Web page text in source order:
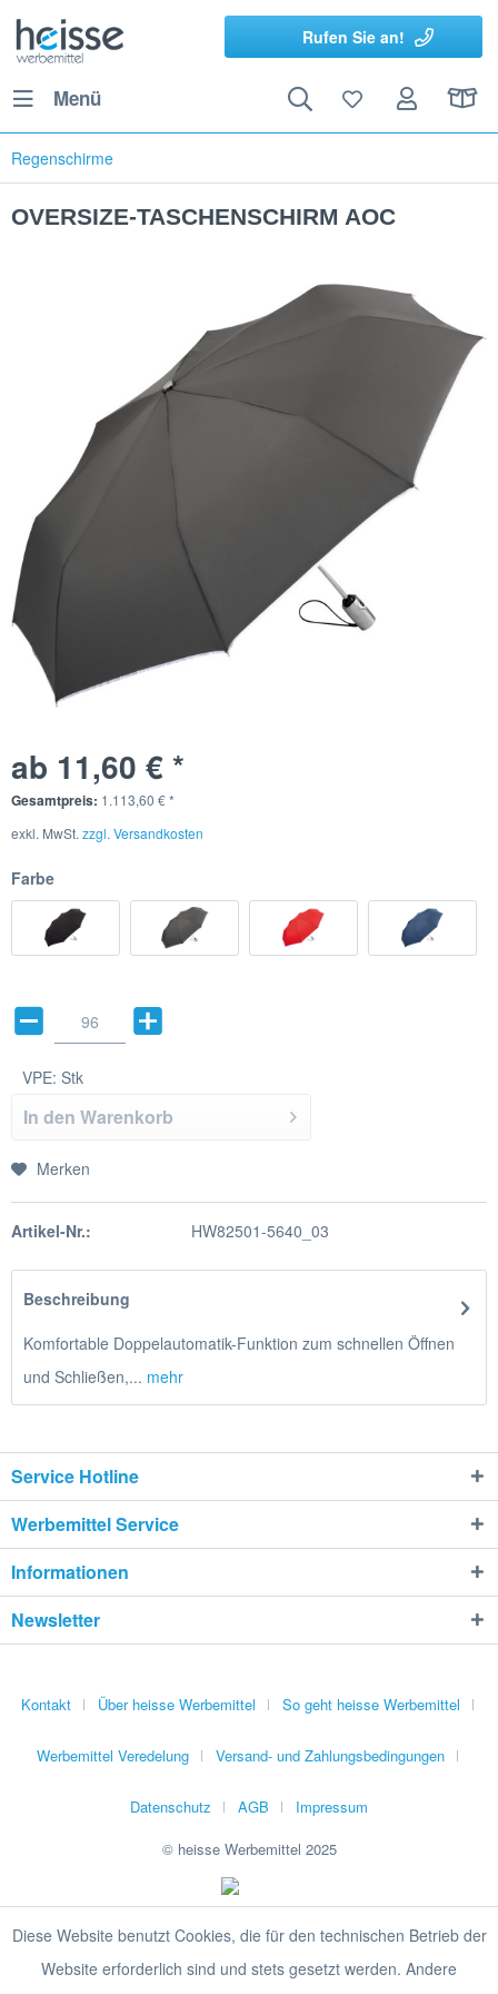
Rufen Sie an!
Menü
Regenschirme
OVERSIZE-TASCHENSCHIRM AOC
ab 11,60 € *
Gesamtpreis: 1.113,60 €*
exkl. MwSt. zzgl. Versandkosten
Farbe
VPE: Stk
In den Warenkorb
Merken
Artikel-Nr.: HW82501-5640_03
Beschreibung
Komfortable Doppelautomatik-Funktion zum schnellen Öffnen
und Schließen,... mehr
Service Hotline
Werbemittel Service
Informationen
Newsletter
Kontakt Über heisse Werbemittel So geht heisse Werbemittel
Werbemittel Veredelung Versand- und Zahlungsbedingungen
Datenschutz AGB
Impressum
© heisse Werbemittel 2025
Diese Website benutzt Cookies, die für den technischen Betrieb der
Website erforderlich sind und stets gesetzt werden. Andere